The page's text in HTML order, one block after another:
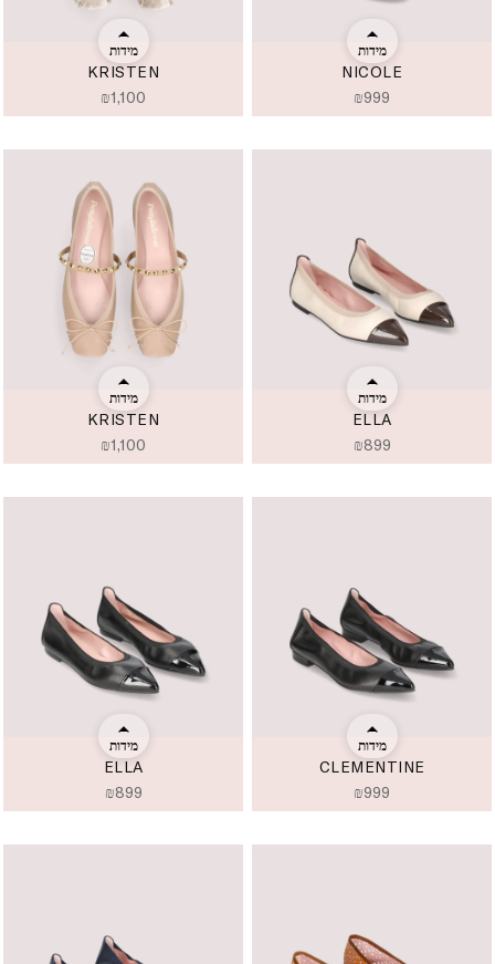
KRISTEN
₪1,100
מידות
NICOLE
₪999
מידות
KRISTEN
₪1,100
מידות
ELLA
₪899
מידות
ELLA
₪899
מידות
CLEMENTINE
₪999
מידות